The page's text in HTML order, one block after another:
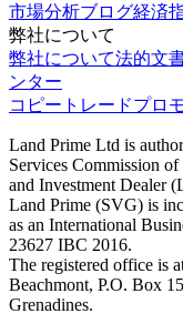
市場分析ブログ経済
弊社について
弊社について法的文
ンター
コピートレードプロ
Land Prime Ltd is
Services Commission
and Investment Dealer
Land Prime (SVG) is
as an International
23627 IBC 2016.
The registered office is
Beachmont, P.O. Box
Grenadines.